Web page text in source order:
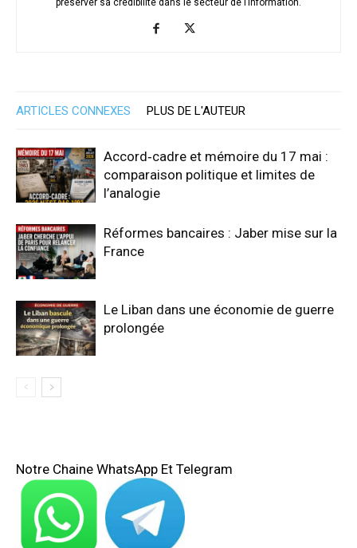
préserver sa crédibilité dans le secteur de l’information.
ARTICLES CONNEXES PLUS DE L'AUTEUR
Accord‑cadre et mémoire du 17 mai :
comparaison politique et limites de
l’analogie
Réformes bancaires : Jaber mise sur la
France
Le Liban dans une économie de guerre
prolongée
Notre Chaine WhatsApp Et Telegram